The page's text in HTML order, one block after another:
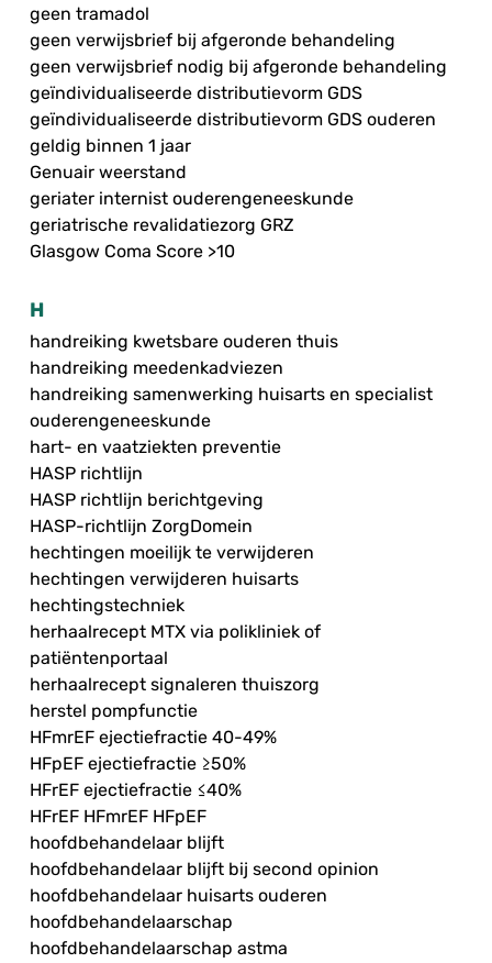
geen tramadol
geen verwijsbrief bij afgeronde behandeling
geen verwijsbrief nodig bij afgeronde behandeling
geïndividualiseerde distributievorm GDS
geïndividualiseerde distributievorm GDS ouderen
geldig binnen 1 jaar
Genuair weerstand
geriater internist ouderengeneeskunde
geriatrische revalidatiezorg GRZ
Glasgow Coma Score >10
H
handreiking kwetsbare ouderen thuis
handreiking meedenkadviezen
handreiking samenwerking huisarts en specialist
ouderengeneeskunde
hart- en vaatziekten preventie
HASP richtlijn
HASP richtlijn berichtgeving
HASP-richtlijn ZorgDomein
hechtingen moeilijk te verwijderen
hechtingen verwijderen huisarts
hechtingstechniek
herhaalrecept MTX via polikliniek of
patiëntenportaal
herhaalrecept signaleren thuiszorg
herstel pompfunctie
HFmrEF ejectiefractie 40-49%
HFpEF ejectiefractie ≥50%
HFrEF ejectiefractie ≤40%
HFrEF HFmrEF HFpEF
hoofdbehandelaar blijft
hoofdbehandelaar blijft bij second opinion
hoofdbehandelaar huisarts ouderen
hoofdbehandelaarschap
hoofdbehandelaarschap astma